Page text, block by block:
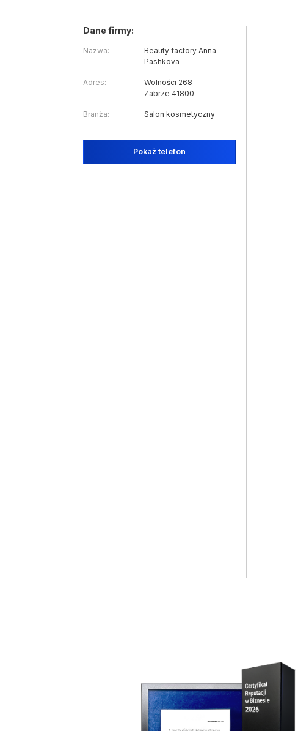
Dane firmy:
Nazwa:
Beauty factory Anna
Pashkova
Adres:
Wolności 268
Zabrze 41800
Branża: Salon kosmetyczny
Pokaż telefon